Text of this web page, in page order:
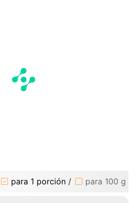
para 1 porción / para 100 g